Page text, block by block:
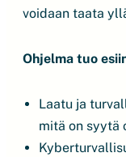
voidaan taata
Ohjelma tuo
Laatu ja
mitä on syytä